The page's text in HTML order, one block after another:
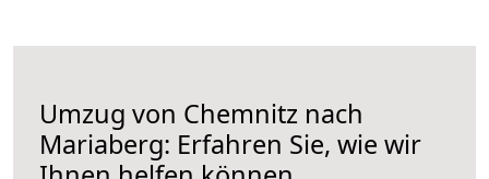
Umzug von Chemnitz nach
Mariaberg: Erfahren Sie, wie wir